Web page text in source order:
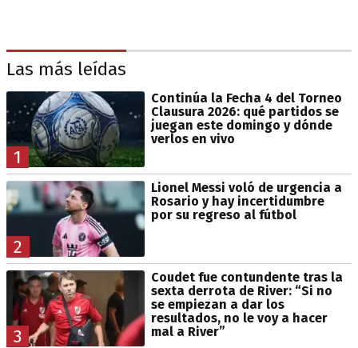
Las más leídas
1
Continúa la Fecha 4 del Torneo
Clausura 2026: qué partidos se
juegan este domingo y dónde
verlos en vivo
2
Lionel Messi voló de urgencia a
Rosario y hay incertidumbre
por su regreso al fútbol
3
Coudet fue contundente tras la
sexta derrota de River: “Si no
se empiezan a dar los
resultados, no le voy a hacer
mal a River”